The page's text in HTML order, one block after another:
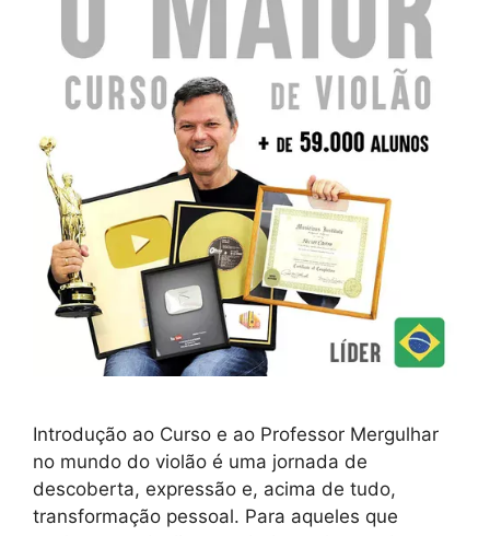
Introdução ao Curso e ao Professor Mergulhar
no mundo do violão é uma jornada de
descoberta, expressão e, acima de tudo,
transformação pessoal. Para aqueles que